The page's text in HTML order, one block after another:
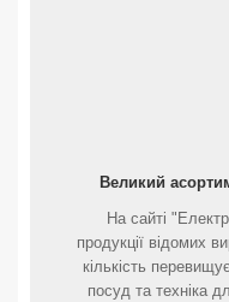
Великий
На сайті
продукції відомих
кількість
посуд та техніка